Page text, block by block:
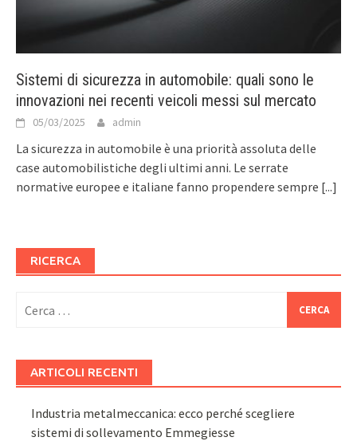
Sistemi di sicurezza in automobile: quali sono le
innovazioni nei recenti veicoli messi sul mercato
05/03/2025 admin
La sicurezza in automobile è una priorità assoluta delle
case automobilistiche degli ultimi anni. Le serrate
normative europee e italiane fanno propendere sempre [...]
RICERCA
per:
ARTICOLI RECENTI
Industria metalmeccanica: ecco perché scegliere
sistemi di sollevamento Emmegiesse